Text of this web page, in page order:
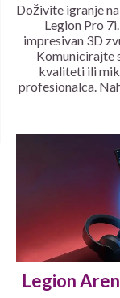
Doživite igranje
Legion Pro
impresivan 3D
Komunicirajte
kvaliteti ili
profesionalca.
Legion